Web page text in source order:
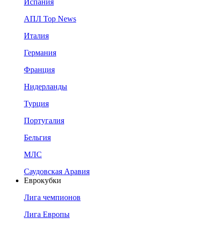
Испания
АПЛ Top News
Италия
Германия
Франция
Нидерланды
Турция
Португалия
Бельгия
МЛС
Саудовская Аравия
Еврокубки
Лига чемпионов
Лига Европы